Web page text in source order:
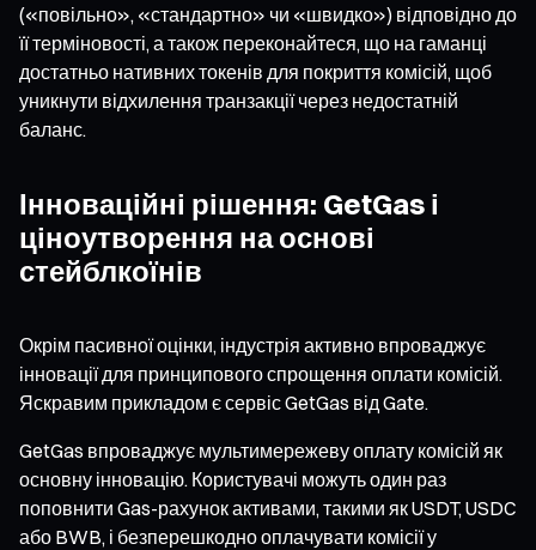
(«повільно», «стандартно» чи «швидко») відповідно до
її терміновості, а також переконайтеся, що на гаманці
достатньо нативних токенів для покриття комісій, щоб
уникнути відхилення транзакції через недостатній
баланс.
Інноваційні рішення: GetGas і
ціноутворення на основі
стейблкоїнів
Окрім пасивної оцінки, індустрія активно впроваджує
інновації для принципового спрощення оплати комісій.
Яскравим прикладом є сервіс GetGas від Gate.
GetGas впроваджує мультимережеву оплату комісій як
основну інновацію. Користувачі можуть один раз
поповнити Gas-рахунок активами, такими як USDT, USDC
або BWB, і безперешкодно оплачувати комісії у